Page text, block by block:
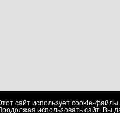
© 2008-2026. ООО
сайт использует cookie-файлы.
использовать сайт, Вы